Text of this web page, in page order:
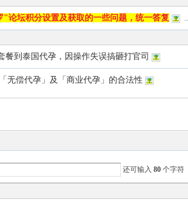
"论坛积分设置及获取的一些问题，统一答复
餐到泰国代孕，因操作失误搞砸打官司
无偿代孕」及「商业代孕」的合法性
还可输入 80个字符